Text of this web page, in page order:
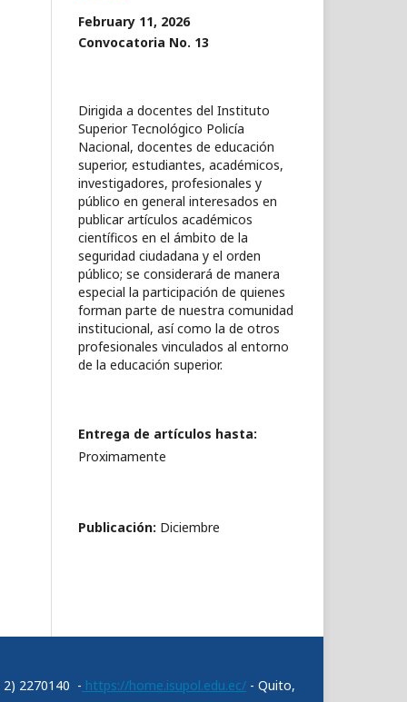
February 11, 2026
Convocatoria No. 13
Dirigida a docentes del Instituto
Superior Tecnológico Policía
Nacional, docentes de educación
superior, estudiantes, académicos,
investigadores, profesionales y
público en general interesados en
publicar artículos académicos
científicos en el ámbito de la
seguridad ciudadana y el orden
público; se considerará de manera
especial la participación de quienes
forman parte de nuestra comunidad
institucional, así como la de otros
profesionales vinculados al entorno
de la educación superior.
Entrega de artículos hasta:
Proximamente
Publicación: Diciembre
2) 2270140 - https://home.isupol.edu.ec/ - Quito,